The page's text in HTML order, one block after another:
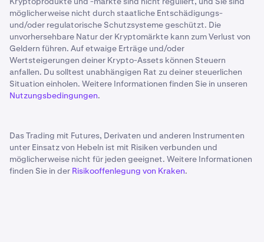
möglicherweise nicht durch staatliche Entschädigungs-
und/oder regulatorische Schutzsysteme geschützt. Die
unvorhersehbare Natur der Kryptomärkte kann zum Verlust von
Geldern führen. Auf etwaige Erträge und/oder
Wertsteigerungen deiner Krypto-Assets können Steuern
anfallen. Du solltest unabhängigen Rat zu deiner steuerlichen
Situation einholen. Weitere Informationen finden Sie in unseren
Nutzungsbedingungen.
Das Trading mit Futures, Derivaten und anderen Instrumenten
unter Einsatz von Hebeln ist mit Risiken verbunden und
möglicherweise nicht für jeden geeignet. Weitere Informationen
finden Sie in der Risikooffenlegung von Kraken.